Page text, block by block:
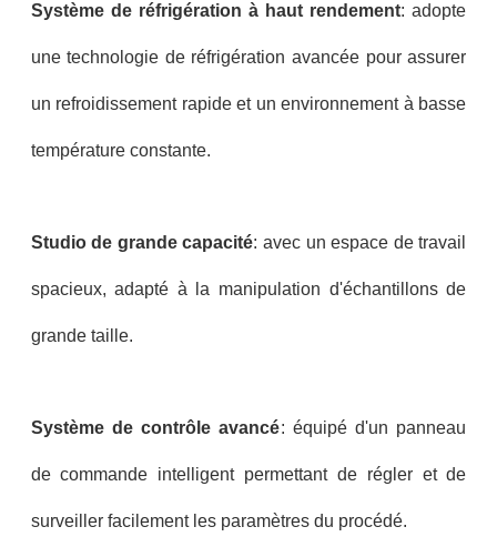
Système de réfrigération à haut rendement: adopte
une technologie de réfrigération avancée pour assurer
un refroidissement rapide et un environnement à basse
température constante.
Studio de grande capacité: avec un espace de travail
spacieux, adapté à la manipulation d'échantillons de
grande taille.
Système de contrôle avancé: équipé d'un panneau
de commande intelligent permettant de régler et de
surveiller facilement les paramètres du procédé.